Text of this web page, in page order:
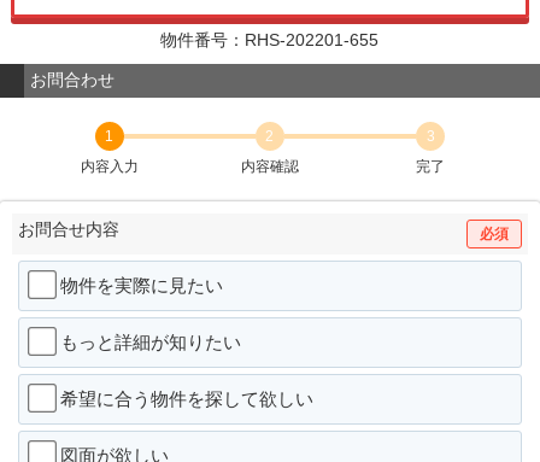
物件番号：RHS-202201-655
お問合わせ
1
内容入力
2
内容確認
3
完了
お問合せ内容 必須
物件を実際に見たい
もっと詳細が知りたい
希望に合う物件を探して欲しい
図面が欲しい